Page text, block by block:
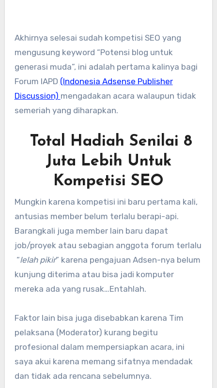
Akhirnya selesai sudah kompetisi SEO yang
mengusung keyword “Potensi blog untuk
generasi muda”, ini adalah pertama kalinya bagi
Forum IAPD (Indonesia Adsense Publisher
Discussion) mengadakan acara walaupun tidak
semeriah yang diharapkan.
Total Hadiah Senilai 8
Juta Lebih Untuk
Kompetisi SEO
Mungkin karena kompetisi ini baru pertama kali,
antusias member belum terlalu berapi-api.
Barangkali juga member lain baru dapat
job/proyek atau sebagian anggota forum terlalu
“lelah pikir” karena pengajuan Adsen-nya belum
kunjung diterima atau bisa jadi komputer
mereka ada yang rusak…Entahlah.
Faktor lain bisa juga disebabkan karena Tim
pelaksana (Moderator) kurang begitu
profesional dalam mempersiapkan acara, ini
saya akui karena memang sifatnya mendadak
dan tidak ada rencana sebelumnya.